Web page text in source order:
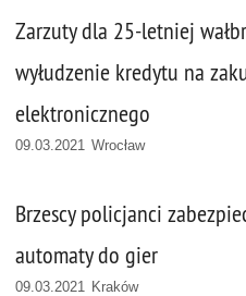
Zarzuty dla 25-letniej
wyłudzenie kredytu na
elektronicznego
09.03.2021 Wrocław
Brzescy policjanci
automaty do gier
09.03.2021 Kraków